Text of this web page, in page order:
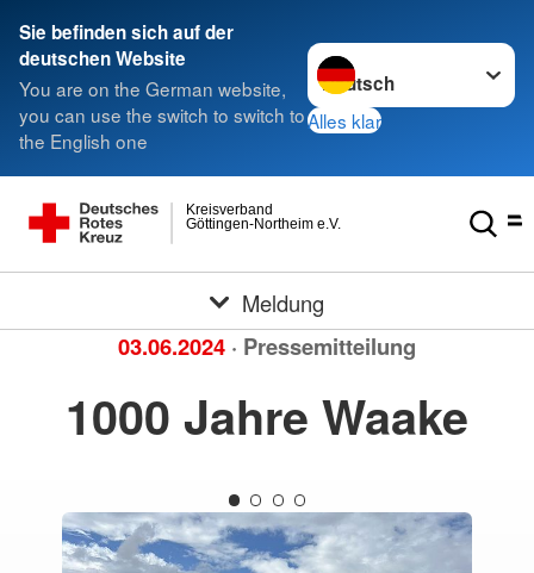
Sie befinden sich auf der
deutschen Website
You are on the German website,
you can use the switch to switch to
the English one
Sprache wechseln zu
Alles klar
Göttingen-Northeim e.V.
Kreisverband
Meldung
03.06.2024 · Pressemitteilung
1000 Jahre Waake